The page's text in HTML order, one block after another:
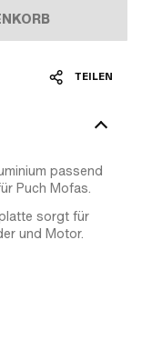
TEILEN
passend
Puch Mofas.
sorgt für
und Motor.